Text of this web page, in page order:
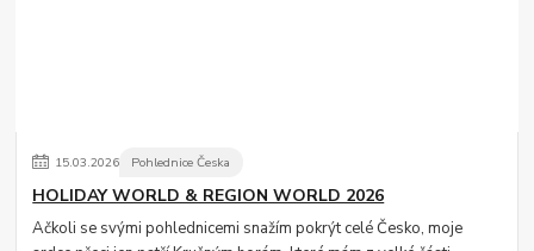
15.03.2026 Pohlednice Česka
HOLIDAY WORLD & REGION WORLD 2026
Ačkoli se svými pohlednicemi snažím pokrýt celé Česko, moje